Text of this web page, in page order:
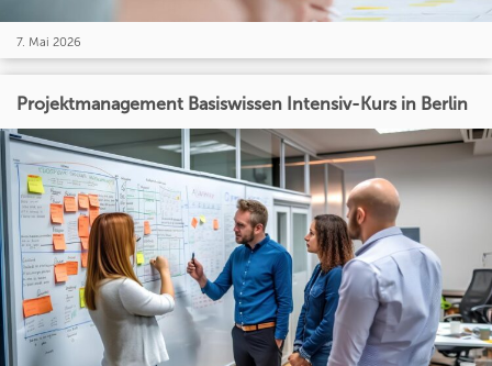
7. Mai 2026
Projektmanagement Basiswissen Intensiv-Kurs in Berlin